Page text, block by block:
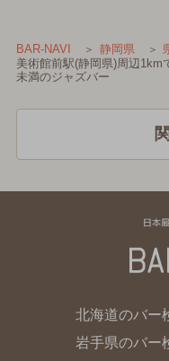
BAR-NAVI 静岡県
美術館前駅(静岡県)周辺1km
未満のジャズバー
北海道のバー
岩手県のバー